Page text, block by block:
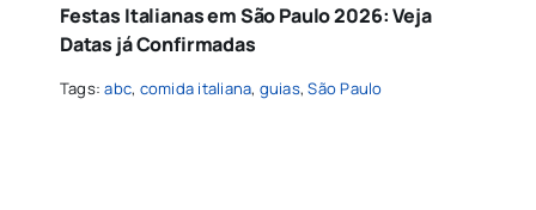
Festas Italianas em São Paulo 2026: Veja
Datas já Confirmadas
Tags:abc, comida italiana, guias,São Paulo